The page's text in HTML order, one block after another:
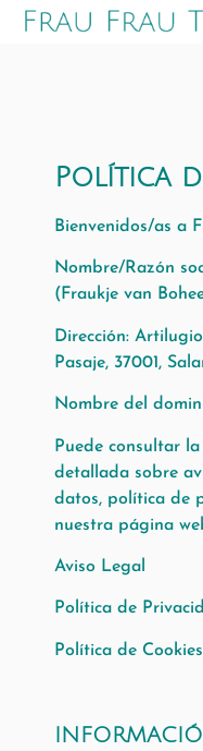
Política
Bienvenidos/as a
Nombre/Razón
(Fraukje van
Dirección:
Pasaje, 37001,
Nombre del
Puede consultar
detallada sobre
datos, política de
nuestra página
Aviso Legal
Política de
Política de Cookies